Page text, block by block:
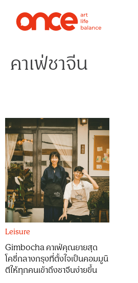
คาเฟ่ชาจีน
Leisure
Gimbocha คาเฟ่คุณยายสุด
โคซี่กลางกรุงที่ตั้งใจเป็นคอมมูนิ
ตีให้ทุกคนเข้าถึงชาจีนง่ายขึ้น